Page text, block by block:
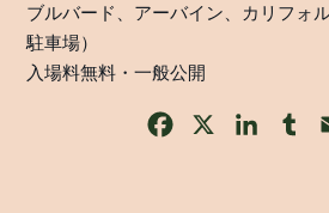
ブルバード、アーバイン、カリフォ
駐車場）
入場料無料・一般公開
Facebook